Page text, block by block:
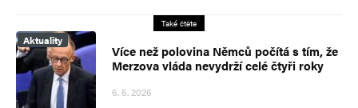
Také čtěte
Aktuality
Více než polovina Němců počítá s tím, že
Merzova vláda nevydrží celé čtyři roky
6. 5. 2026